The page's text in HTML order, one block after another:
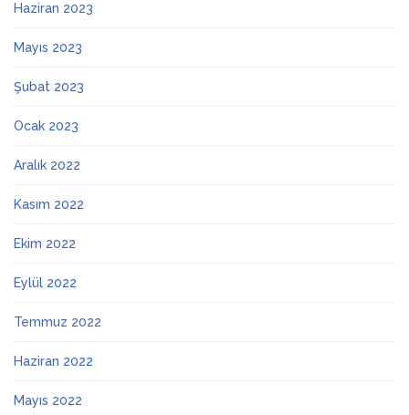
Haziran 2023
Mayıs 2023
Şubat 2023
Ocak 2023
Aralık 2022
Kasım 2022
Ekim 2022
Eylül 2022
Temmuz 2022
Haziran 2022
Mayıs 2022